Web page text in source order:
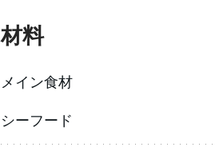
材料
メイン食材
シーフード